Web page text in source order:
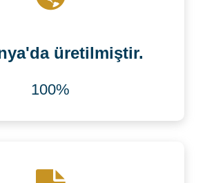
üretilmiştir.
100%